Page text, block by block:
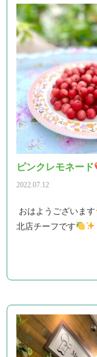
ピンクレモネード
2022.07.12
おはようございます
北店チーフです